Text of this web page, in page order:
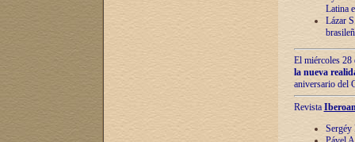
Latina
Lázar
El miércoles 28
la nueva
aniversario del
Revista
Sergéy